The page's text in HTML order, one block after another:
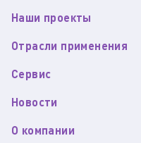
Наши проекты
Отрасли применения
Сервис
Новости
О компании